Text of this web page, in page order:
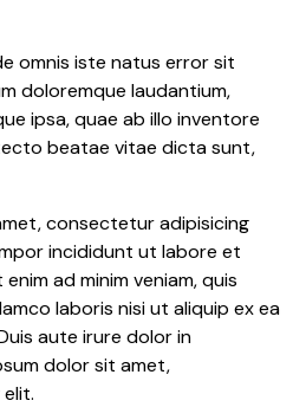
omnis iste natus error sit
doloremque laudantium,
ipsa, quae ab illo inventore
beatae vitae dicta sunt,
consectetur adipisicing
incididunt ut labore et
ad minim veniam, quis
laboris nisi ut aliquip ex ea
aute irure dolor in
dolor sit amet,